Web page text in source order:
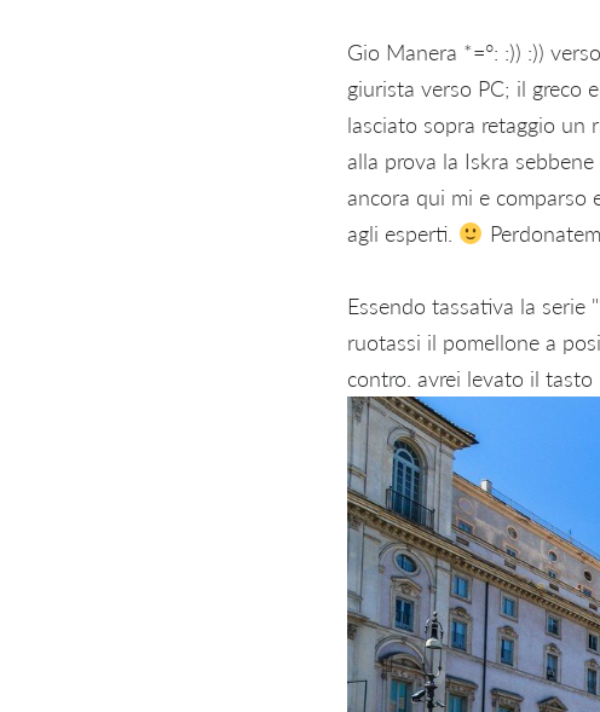
Gio Manera *=°: :)) :))
giurista verso PC; il greco
lasciato sopra retaggio un
alla prova la Iskra
ancora qui mi e comparso
agli esperti.
Essendo tassativa la
ruotassi il pomellone a
contro. avrei levato il tasto